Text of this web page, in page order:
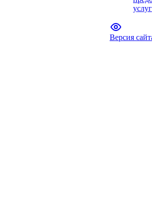
услуг
Версия